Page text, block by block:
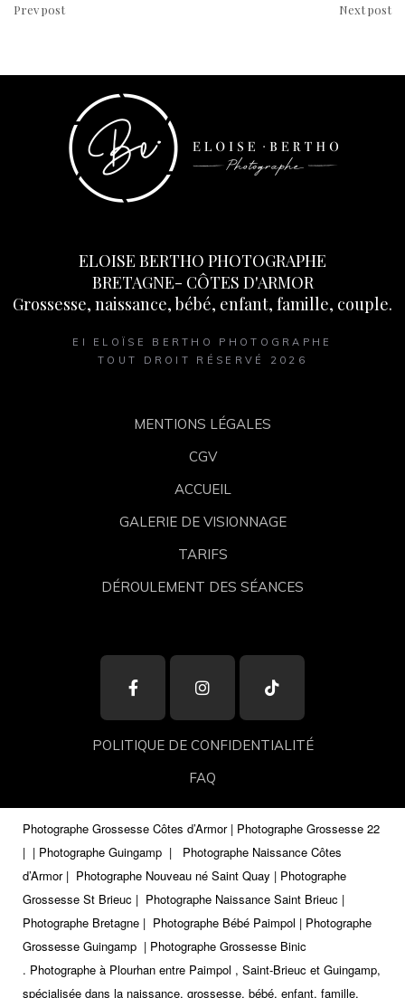
Prev post Next post
ELOISE BERTHO PHOTOGRAPHE
BRETAGNE- CÔTES D'ARMOR
Grossesse, naissance, bébé, enfant, famille, couple.
EI ELOÏSE BERTHO PHOTOGRAPHE
TOUT DROIT RÉSERVÉ 2026
MENTIONS LÉGALES
CGV
ACCUEIL
GALERIE DE VISIONNAGE
TARIFS
DÉROULEMENT DES SÉANCES
POLITIQUE DE CONFIDENTIALITÉ
FAQ
Photographe Grossesse Côtes d’Armor | Photographe Grossesse 22
| | Photographe Guingamp |
Photographe Naissance Côtes
d’Armor | Photographe Nouveau né Saint Quay | Photographe
Grossesse St Brieuc | Photographe Naissance Saint Brieuc |
Photographe Bretagne | Photographe Bébé Paimpol | Photographe
Grossesse Guingamp | Photographe Grossesse Binic
. Photographe à Plourhan entre Paimpol , Saint-Brieuc et Guingamp,
spécialisée dans la naissance, grossesse, bébé, enfant, famille,